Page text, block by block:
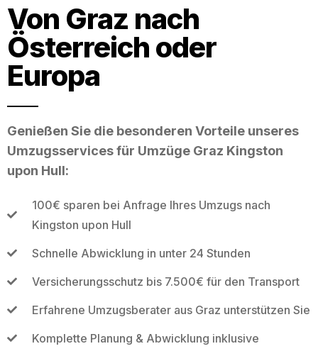
Von Graz nach
Österreich oder
Europa
Genießen Sie die besonderen Vorteile unseres
Umzugsservices für Umzüge Graz Kingston
upon Hull:
100€ sparen bei Anfrage Ihres Umzugs nach
Kingston upon Hull
Schnelle Abwicklung in unter 24 Stunden
Versicherungsschutz bis 7.500€ für den Transport
Erfahrene Umzugsberater aus Graz unterstützen Sie
Komplette Planung & Abwicklung inklusive